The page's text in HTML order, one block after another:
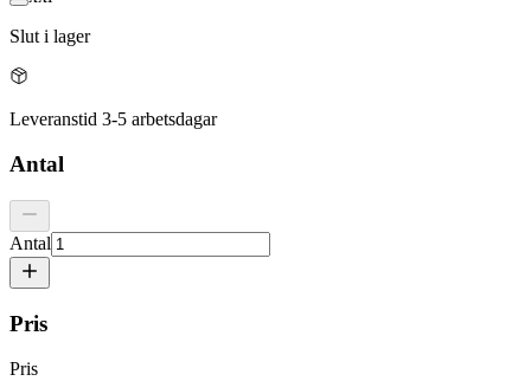
Slut i lager
Leveranstid 3-5 arbetsdagar
Antal
Antal
Pris
Pris